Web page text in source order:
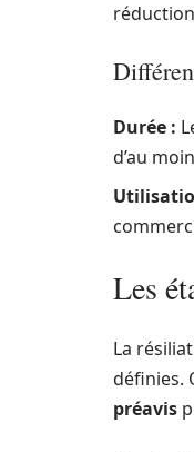
Durée :
d’au
Les
La
définies.
préavis